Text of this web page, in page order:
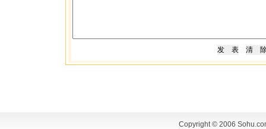
Copyright © 2006